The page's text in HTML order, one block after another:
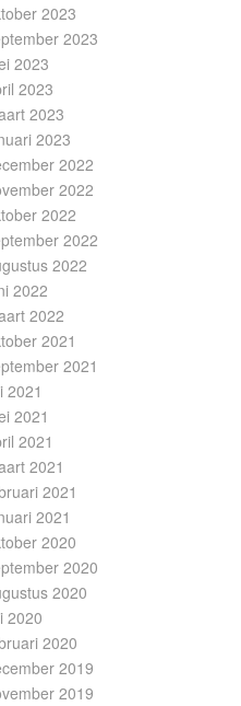
2023
2023
2023
2023
2023
2023
2022
2022
2022
2022
2022
2022
2022
2021
2021
2021
2021
2021
2021
2021
2021
2020
2020
2020
2020
2020
2019
2019